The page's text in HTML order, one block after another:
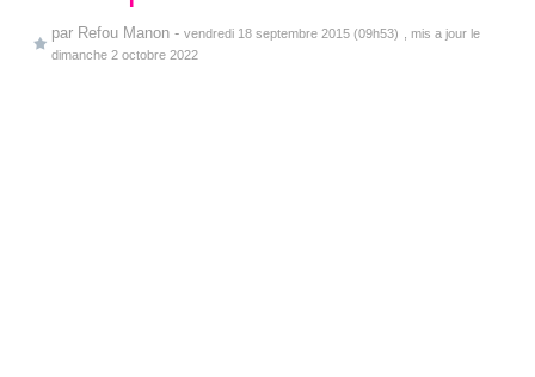
par Refou Manon - vendredi 18 septembre 2015 (09h53)
, mis a jour le
dimanche 2 octobre 2022